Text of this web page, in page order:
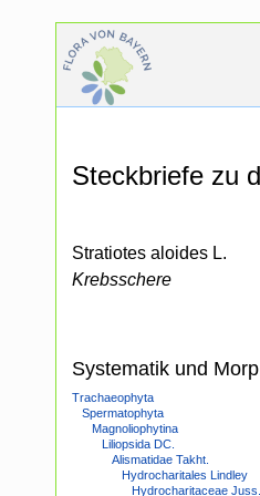
Steckbriefe zu
Stratiotes aloides L.
Krebsschere
Systematik und
Trachaeophyta
Spermatophyta
Magnoliophytina
Liliopsida DC.
Alismatidae Takht.
Hydrocharitales Lindley
Hydrocharitaceae Juss.